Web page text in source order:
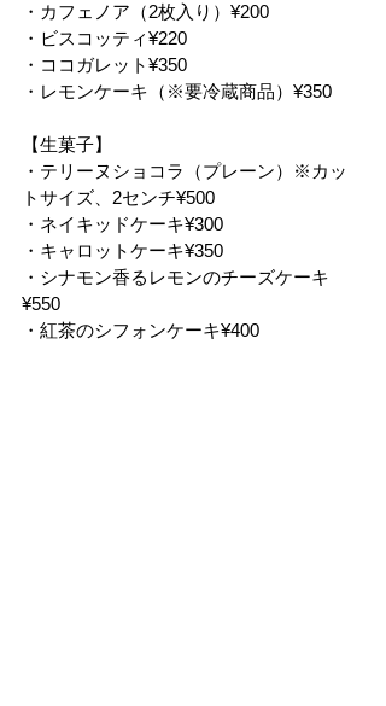
・カフェノア（2枚入り）¥200
・ビスコッティ¥220
・ココガレット¥350
・レモンケーキ（※要冷蔵商品）¥350
【生菓子】
・テリーヌショコラ（プレーン）※カッ
トサイズ、2センチ¥500
・ネイキッドケーキ¥300
・キャロットケーキ¥350
・シナモン香るレモンのチーズケーキ
¥550
・紅茶のシフォンケーキ¥400